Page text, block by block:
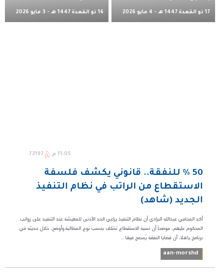
17 ذو القعدة 1447 هـ - 4 مايو 2026
16 ذو القعدة 1447 هـ - 3 مايو 2026
11:05 م 72197
50 % للنفقة.. قانوني يكشف فلسفة
الاستقطاع من الراتب في نظام التنفيذ
الجديد (شاهد)
أكد المحامي عبدالله البرادي أن نظام التنفيذ يراعي الحد الأدنى للمعيشة عند التنفيذ على رواتب
المحكوم عليهم، موضحاً أن نسبة الاستقطاع تختلف بحسب نوع المطالبة.وأوضح، خلال حديثه في
برنامج ياهلا، أن قضايا النفقة يُسمح فيها ...
aan-morshd